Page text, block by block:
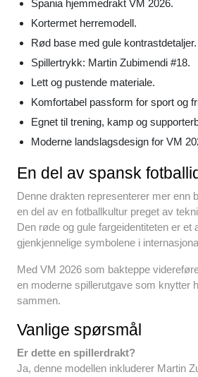
Spania hjemmedrakt VM 2026.
Kortermet herremodell.
Rød base med gule kontrastdetaljer.
Spillertrykk: Martin Zubimendi #18.
Lett og pustende materiale.
Komfortabel passform for sport og
Egnet til trening, kamp og
Moderne landslagsdesign for VM
En del av spansk
Denne drakten representerer mer enn
en del av en fotballkultur preget av
Den røde og gule fargeidentiteten er et
gjenkjennelige symbolene i
Med VM 2026 som bakteppe
en moderne spillerutgave som knytter
sammen.
Vanlige spørsmål
Er dette en spillerdrakt?
Ja, denne modellen inkluderer Martin